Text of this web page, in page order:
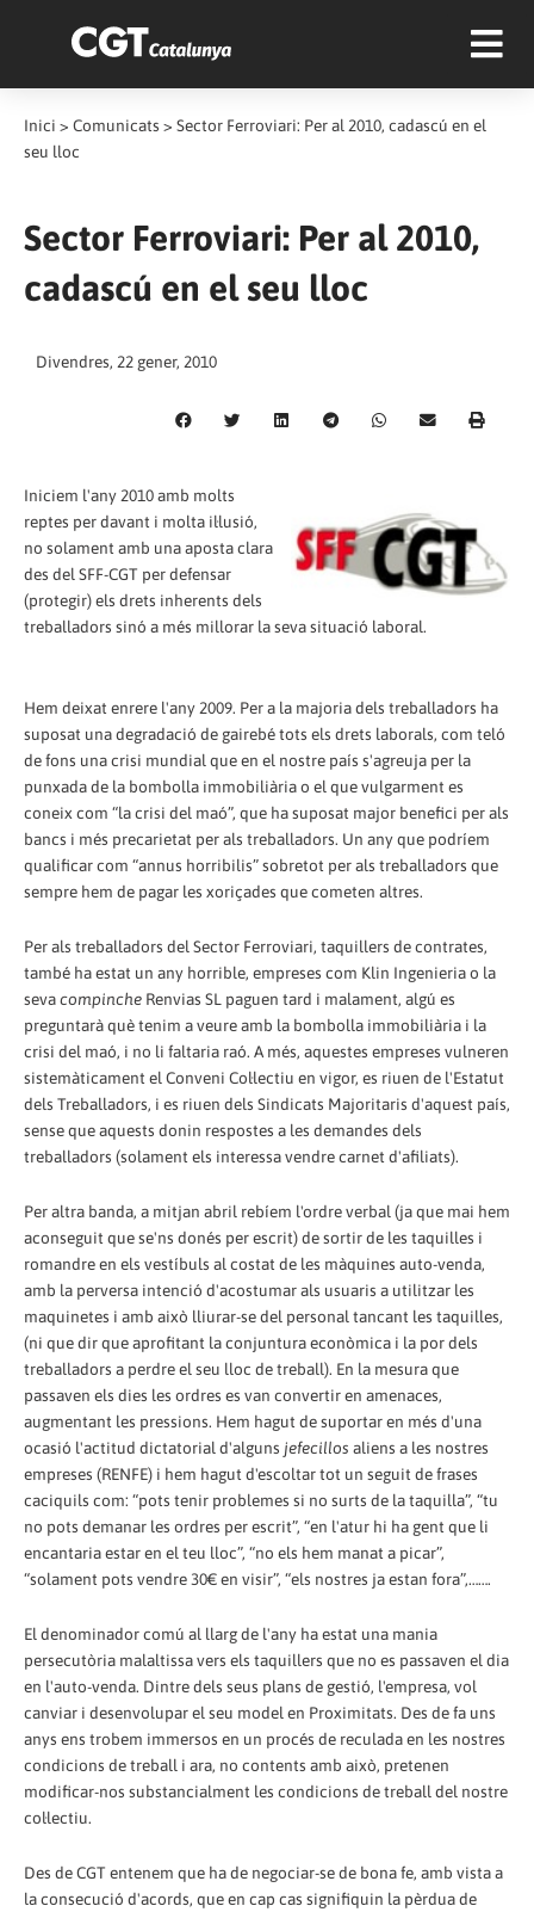
Inici > Comunicats > Sector Ferroviari: Per al 2010, cadascú en el
seu lloc
Sector Ferroviari: Per al 2010,
cadascú en el seu lloc
Divendres, 22 gener, 2010
Iniciem l'any 2010 amb molts
reptes per davant i molta il·lusió,
no solament amb una aposta clara
des del SFF-CGT per defensar
(protegir) els drets inherents dels
treballadors sinó a més millorar la seva situació laboral.
Hem deixat enrere l'any 2009. Per a la majoria dels treballadors ha
suposat una degradació de gairebé tots els drets laborals, com teló
de fons una crisi mundial que en el nostre país s'agreuja per la
punxada de la bombolla immobiliària o el que vulgarment es
coneix com “la crisi del maó”, que ha suposat major benefici per als
bancs i més precarietat per als treballadors. Un any que podríem
qualificar com “annus horribilis” sobretot per als treballadors que
sempre hem de pagar les xoriçades que cometen altres.
Per als treballadors del Sector Ferroviari, taquillers de contrates,
també ha estat un any horrible, empreses com Klin Ingenieria o la
sevacompinche Renvias SL paguen tard i malament, algú es
preguntarà què tenim a veure amb la bombolla immobiliària i la
crisi del maó, i no li faltaria raó. A més, aquestes empreses vulneren
sistemàticament el Conveni Col·lectiu en vigor, es riuen de l'Estatut
dels Treballadors, i es riuen dels Sindicats Majoritaris d'aquest país,
sense que aquests donin respostes a les demandes dels
treballadors (solament els interessa vendre carnet d'afiliats).
Per altra banda, a mitjan abril rebíem l'ordre verbal (ja que mai hem
aconseguit que se'ns donés per escrit) de sortir de les taquilles i
romandre en els vestíbuls al costat de les màquines auto-venda,
amb la perversa intenció d'acostumar als usuaris a utilitzar les
maquinetes i amb això lliurar-se del personal tancant les taquilles,
(ni que dir que aprofitant la conjuntura econòmica i la por dels
treballadors a perdre el seu lloc de treball). En la mesura que
passaven els dies les ordres es van convertir en amenaces,
augmentant les pressions. Hem hagut de suportar en més d'una
ocasió l'actitud dictatorial d'alguns jefecillos aliens a les nostres
empreses (RENFE) i hem hagut d'escoltar tot un seguit de frases
caciquils com: “pots tenir problemes si no surts de la taquilla”, “tu
no pots demanar les ordres per escrit”, “en l'atur hi ha gent que li
encantaria estar en el teu lloc”, “no els hem manat a picar”,
“solament pots vendre 30€ en visir”, “els nostres ja estan fora”,…….
El denominador comú al llarg de l'any ha estat una mania
persecutòria malaltissa vers els taquillers que no es passaven el dia
en l'auto-venda. Dintre dels seus plans de gestió, l'empresa, vol
canviar i desenvolupar el seu model en Proximitats. Des de fa uns
anys ens trobem immersos en un procés de reculada en les nostres
condicions de treball i ara, no contents amb això, pretenen
modificar-nos substancialment les condicions de treball del nostre
col·lectiu.
Des de CGT entenem que ha de negociar-se de bona fe, amb vista a
la consecució d'acords, que en cap cas signifiquin la pèrdua de